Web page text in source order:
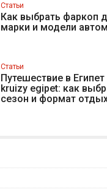
Статьи
Как выбрать фаркоп
марки и модели
Статьи
Путешествие в
kruizy egipet: как
сезон и формат